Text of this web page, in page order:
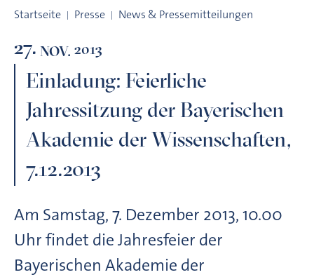
Startseite Presse News & Pressemitteilungen
27. NOV. 2013
Einladung: Feierliche
Jahressitzung der Bayerischen
Akademie der Wissenschaften,
7.12.2013
Am Samstag, 7. Dezember 2013, 10.00
Uhr findet die Jahresfeier der
Bayerischen Akademie der